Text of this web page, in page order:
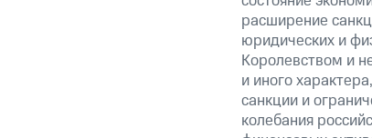
расширение
юридических и
Королевством и
и иного
санкции и
колебания